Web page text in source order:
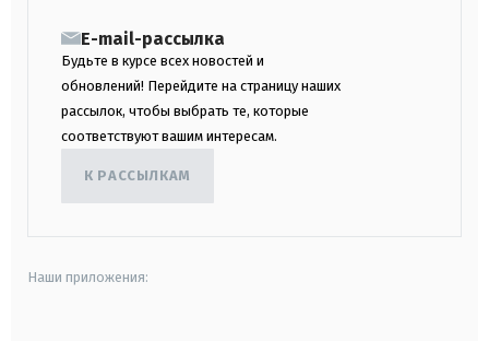
E-mail-рассылка
Будьте в курсе всех новостей и
обновлений! Перейдите на страницу наших
рассылок, чтобы выбрать те, которые
соответствуют вашим интересам.
К РАССЫЛКАМ
Наши приложения: